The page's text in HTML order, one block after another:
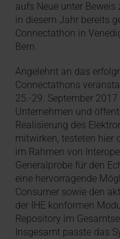
aufs Neue unter Beweis
in diesem Jahr bereits
Connectathon in
Bern.
Angelehnt an das
Connectathons
25.-29. September
Unternehmen und
Realisierung des
mitwirken, testeten hier
im Rahmen von
Generalprobe für den
eine hervorragende
Consumer sowie den
der IHE konformen
Repository im
Insgesamt passte das